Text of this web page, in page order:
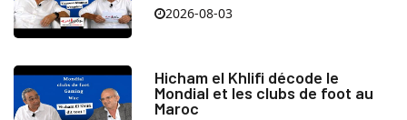
2026-08-03
Hicham el Khlifi décode le
Mondial et les clubs de foot au
Maroc